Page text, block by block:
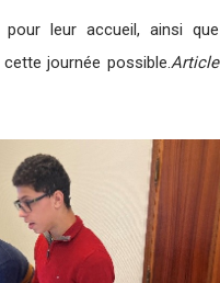
leur accueil, ainsi que
journée possible.Article